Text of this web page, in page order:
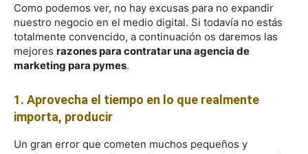
Como podemos ver, no hay excusas para no expandir
nuestro negocio en el medio digital. Si todavía no estás
totalmente convencido, a continuación os daremos las
mejores razones para contratar una agencia de
marketing para pymes.
1. Aprovecha el tiempo en lo que realmente
importa, producir
Un gran error que cometen muchos pequeños y